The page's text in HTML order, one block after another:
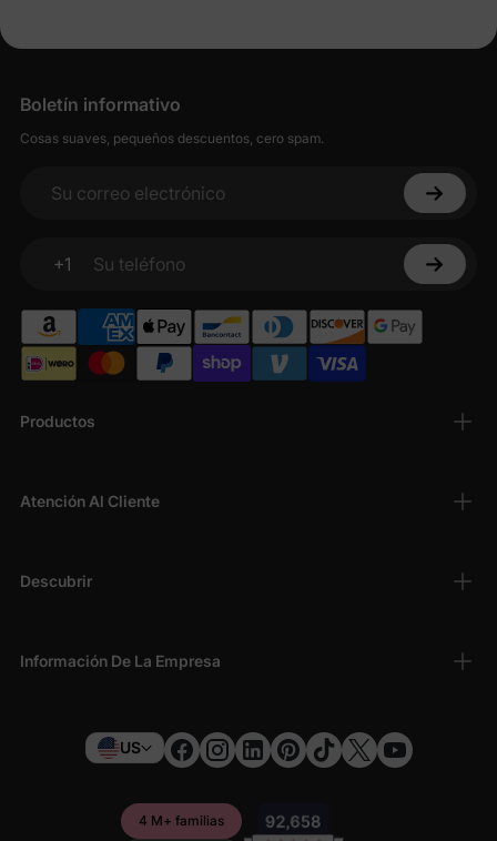
Productos
Atención Al Cliente
Descubrir
Información De La Empresa
Boletín informativo
Cosas suaves, pequeños descuentos, cero spam.
Su correo electrónico
+1
Su teléfono
US
4 M+ familias